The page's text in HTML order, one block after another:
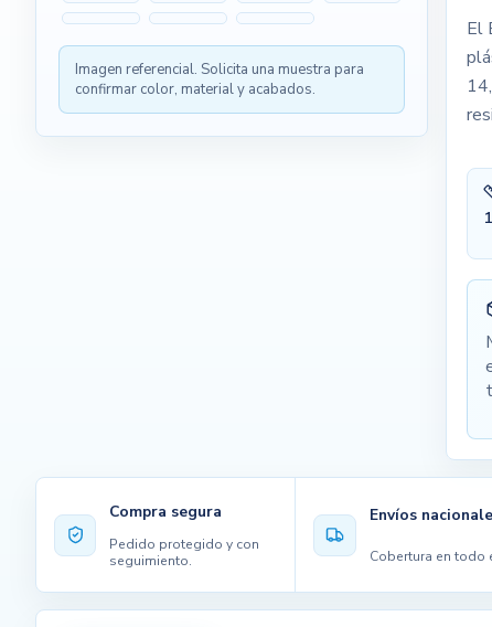
Imagen referencial. Solicita una muestra para
confirmar color, material y acabados.
El
Compra segura
Pedido protegido y con
seguimiento.
Envíos
Cobertura en todo